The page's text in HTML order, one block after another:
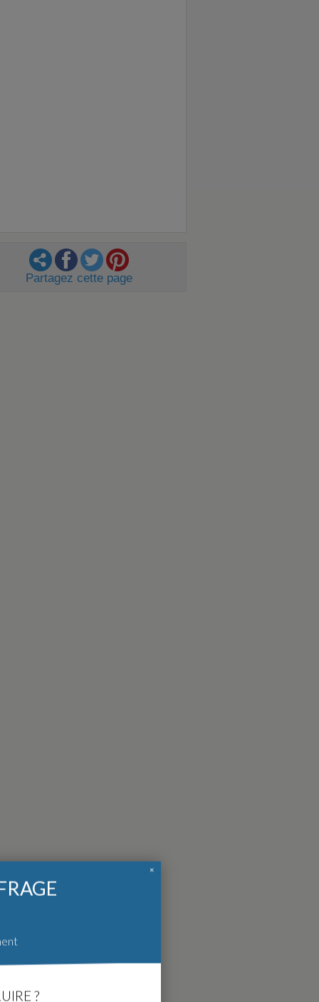
Partagez cette page
?
×